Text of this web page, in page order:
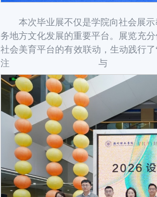
本次毕业展不仅是学院向社会展
务地方文化发展的重要平台。展览充
社会美育平台的有效联动，生动践行
注